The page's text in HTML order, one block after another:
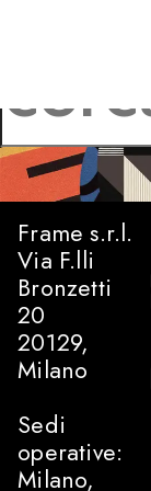
Frame s.r.l.
Via F.lli
Bronzetti
20
20129,
Milano
Sedi
operative:
Milano,